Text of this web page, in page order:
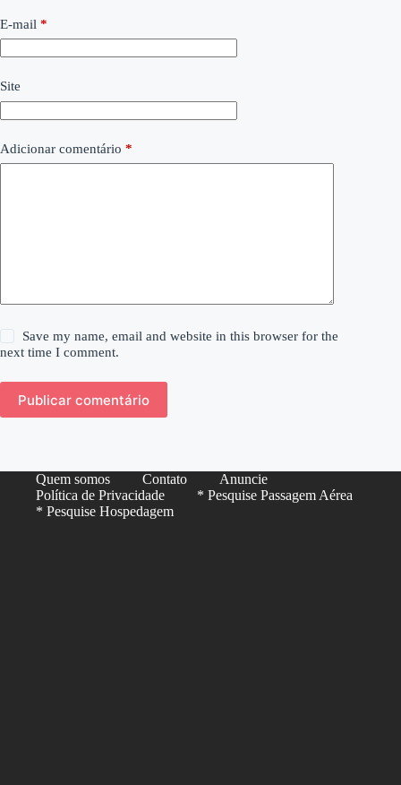
E-mail *
Site
Adicionar comentário *
Save my name, email and website in this browser for the
next time I comment.
Publicar comentário
Quem somos Contato
Anuncie
Política de Privacidade
* Pesquise Passagem Aérea
* Pesquise Hospedagem